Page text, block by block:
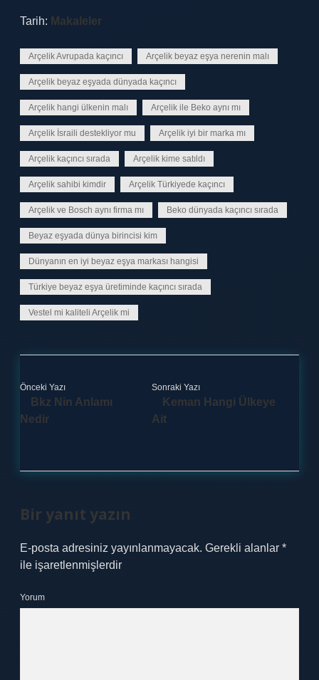
Tarih: Makaleler
Arçelik Avrupada kaçıncı Arçelik beyaz eşya nerenin malı
Arçelik beyaz eşyada dünyada kaçıncı
Arçelik hangi ülkenin malı Arçelik ile Beko aynı mı
Arçelik İsraili destekliyor mu Arçelik iyi bir marka mı
Arçelik kaçıncı sırada Arçelik kime satıldı
Arçelik sahibi kimdir Arçelik Türkiyede kaçıncı
Arçelik ve Bosch aynı firma mı Beko dünyada kaçıncı sırada
Beyaz eşyada dünya birincisi kim
Dünyanın en iyi beyaz eşya markası hangisi
Türkiye beyaz eşya üretiminde kaçıncı sırada
Vestel mi kaliteli Arçelik mi
Önceki Yazı
Bkz Nin Anlamı
Nedir
Sonraki Yazı
Keman Hangi Ülkeye
Ait
Bir yanıt yazın
E-posta adresiniz yayınlanmayacak. Gerekli alanlar *
ile işaretlenmişlerdir
Yorum